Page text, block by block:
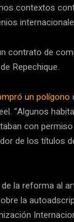
contextos
contrato de
Repechique.
un polígono
“Algunos
con permiso
de los títulos
la reforma al
la